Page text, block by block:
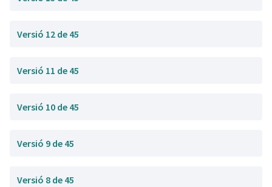
Versió 12 de 45
Versió 11 de 45
Versió 10 de 45
Versió 9 de 45
Versió 8 de 45